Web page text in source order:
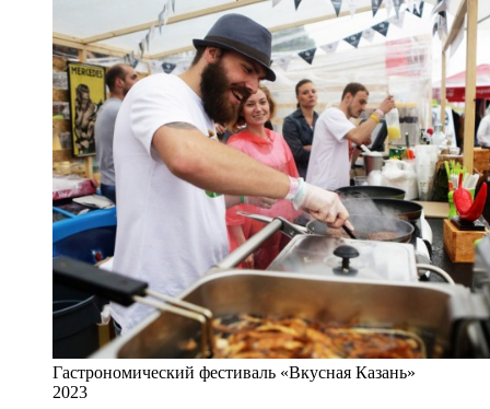
Гастрономический фестиваль «Вкусная Казань»
2023